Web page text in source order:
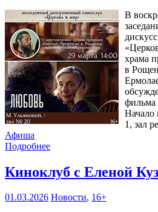
В
храма
в
фильма
Начало
1, зал
Афиша
Подробнее
Киноклуб с Еленой
01.03.2026 Новости, 16+